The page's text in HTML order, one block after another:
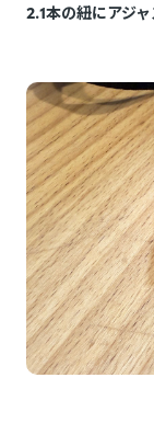
2.1本の紐にアジ